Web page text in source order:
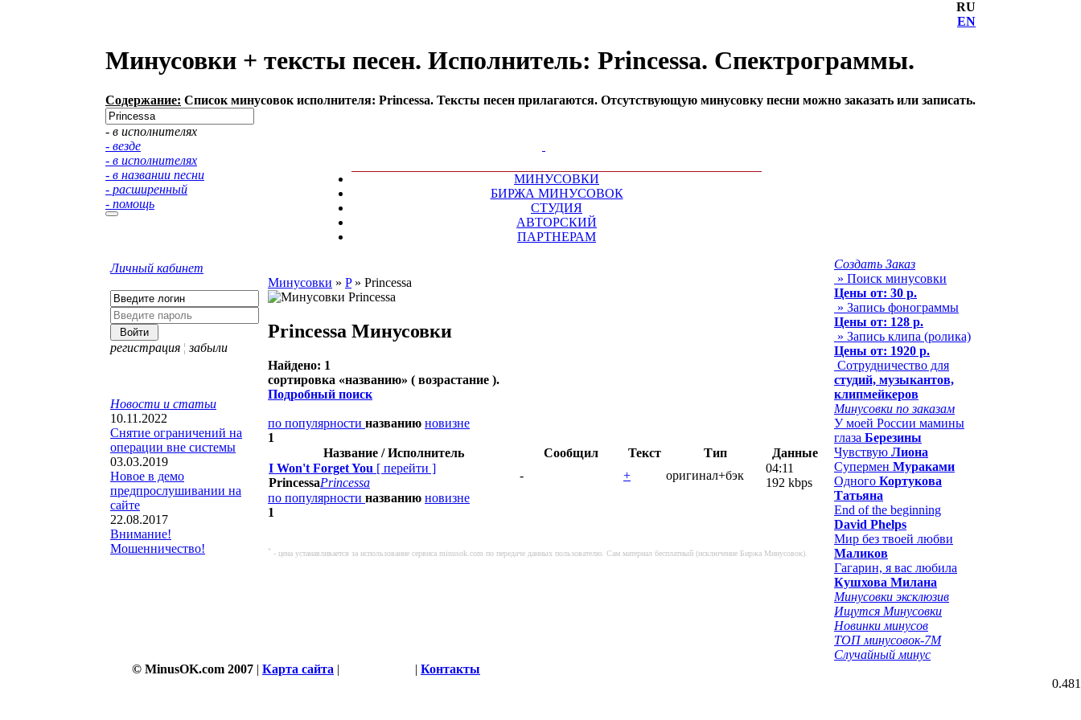
RU
EN
Минусовки + тексты песен. Исполнитель: Princessa. Спектрограммы.
Содержание: Список минусовок исполнителя: Princessa. Тексты песен прилагаются. Отсутствующую минусовку песни можно заказать или записать.
- в исполнителях
- везде
- в исполнителях
- в названии песни
- расширенный
- помощь
МИНУСОВКИ
БИРЖА МИНУСОВОК
СТУДИЯ
АВТОРСКИЙ
ПАРТНЕРАМ
Личный кабинет
регистрация ¦ забыли
Новости и статьи
10.11.2022
Снятие ограничений на
операции вне системы
03.03.2019
Новое в демо
предпрослушивании на
сайте
22.08.2017
Внимание!
Мошенничество!
Минусовки » P» Princessa
Princessa Минусовки
Найдено: 1
сортировка «названию» ( возрастание ).
Подробный поиск
по популярности названию новизне
1
Название / Исполнитель
Сообщил Текст Тип
Данные
I Won't Forget You [ перейти ]
PrincessaPrincessa
- + оригинал+бэк
04:11
192 kbps
по популярности названию новизне
1
* - цена устанавливается за использование сервиса minusok.com по передаче данных пользователю. Сам материал бесплатный (исключение Биржа Минусовок).
Создать Заказ
» Поиск минусовки
Цены от: 30 р.
» Запись фонограммы
Цены от: 128 р.
» Запись клипа (ролика)
Цены от: 1920 р.
Сотрудничество для
студий, музыкантов,
клипмейкеров
Минусовки по заказам
У моей России мамины
глаза Березины
Чувствую Лиона
Супермен Мураками
Одного Кортукова
Татьяна
End of the beginning
David Phelps
Мир без твоей любви
Маликов
Гагарин, я вас любила
Кушхова Милана
Минусовки эксклюзив
Ищутся Минусовки
Новинки минусов
ТОП минусовок-7M
Случайный минус
© MinusOK.com 2007 | Карта сайта | | Контакты
0.481